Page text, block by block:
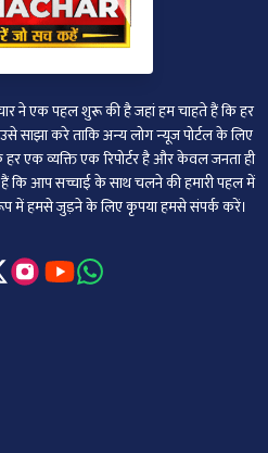
ने एक पहल शुरू की है जहां हम चाहते हैं कि हर
साझा करे ताकि अन्‍य लोग न्‍यूज पोर्टल के लिए
एक व्यक्ति एक रिपोर्टर है और केवल जनता ही
कि आप सच्चाई के साथ चलने की हमारी पहल में
में हमसे जुड़ने के लिए कृपया हमसे संपर्क करें।